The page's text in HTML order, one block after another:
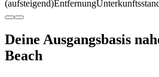
(aufsteigend)Entfernung
Deine Ausgangsbasis
Beach